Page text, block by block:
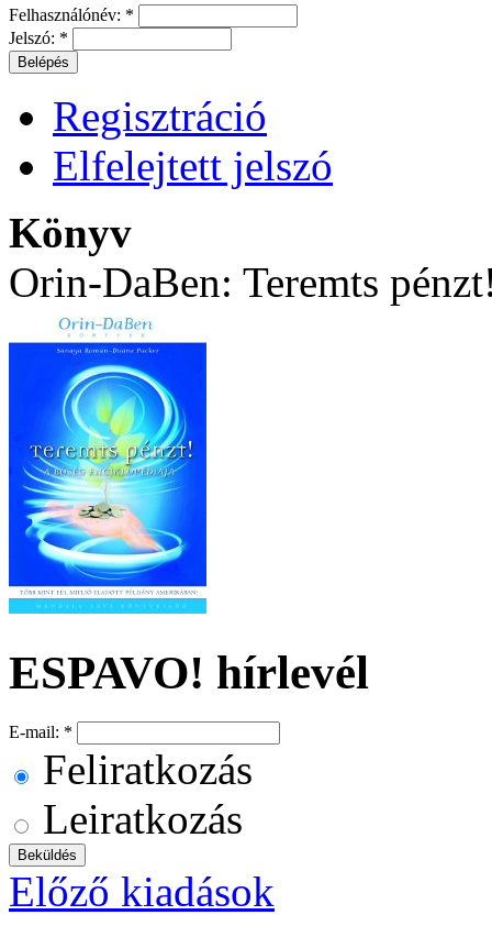
Felhasználónév: *
Jelszó: *
Regisztráció
Elfelejtett jelszó
Könyv
Orin-DaBen: Teremts
ESPAVO! hírlevél
E-mail: *
Feliratkozás
Leiratkozás
Előző kiadások